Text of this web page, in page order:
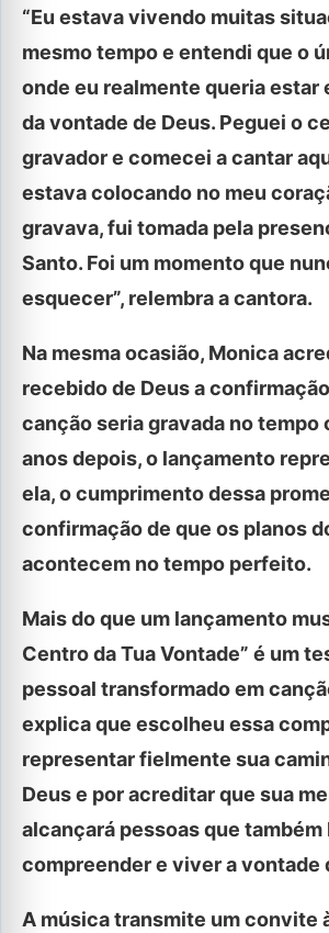
“Eu estava vivendo muitas
mesmo tempo e entendi que o
onde eu realmente queria estar
da vontade de Deus. Peguei o
gravador e comecei a cantar
estava colocando no meu
gravava, fui tomada pela
Santo. Foi um momento que
esquecer”, relembra a cantora.
Na mesma ocasião, Monica
recebido de Deus a
canção seria gravada no tempo
anos depois, o lançamento
ela, o cumprimento dessa
confirmação de que os planos
acontecem no tempo perfeito.
Mais do que um lançamento
Centro da Tua Vontade” é um
pessoal transformado em
explica que escolheu essa
representar fielmente sua
Deus e por acreditar que sua
alcançará pessoas que também
compreender e viver a vontade
A música transmite um convite